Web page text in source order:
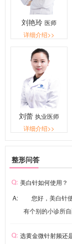
刘艳玲 医师
详细介绍>>
刘蕾 执业医师
详细介绍>>
整形问答
美白针如何使用？
A: 您好，美白针使
有个别的小诊所
选黄金微针射频还